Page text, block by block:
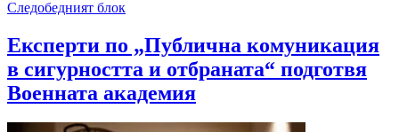
Следобедният блок
Експерти по „Публична комуникация
в сигурността и отбраната“ подготвя
Военната академия